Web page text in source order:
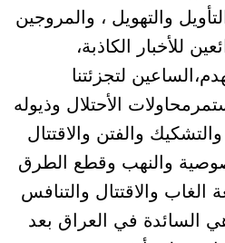
والتهويل ، والمروجين
للأخبار الكاذبة،
لتجزئتنا
الأحتلال وذيوله
والفتن والاقتتال
والنهب وقطع الطرق
والاقتتال والتنافس
السائدة في العراق بعد